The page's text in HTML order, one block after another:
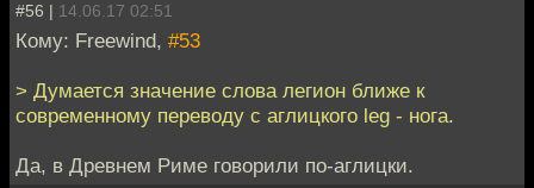
#56 | 14.06.17 02:51
Кому: Freewind, #53
> Думается значение слова легион ближе к
современному переводу с аглицкого leg - нога.
Да, в Древнем Риме говорили по-аглицки.